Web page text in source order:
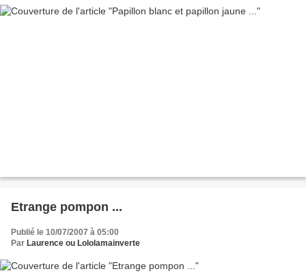
Etrange pompon ...
Publié le 10/07/2007 à 05:00
Par Laurence ou Lololamainverte